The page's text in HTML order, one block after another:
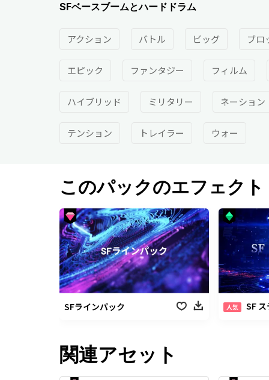
SFベースブームとハードドラム
アクション バトル ビッグ ブロ
エピック ファンタジー フィルム
ハイブリッド ミリタリー ネーション
テンション トレイラー ウォー
このパックのエフェクト
SFラインパック 人気 SF
関連アセット